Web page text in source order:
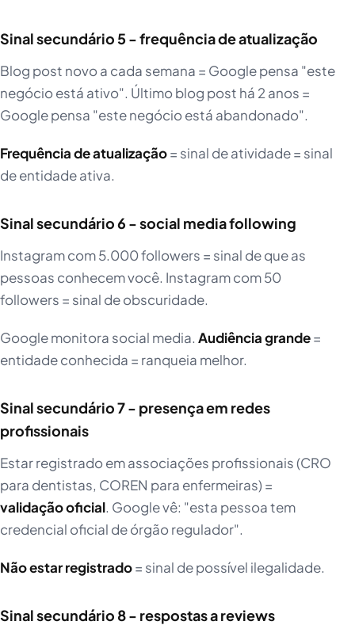
Sinal secundário 5 - frequência de atualização
Blog post novo a cada semana = Google pensa "este
negócio está ativo". Último blog post há 2 anos =
Google pensa "este negócio está abandonado".
Frequência de atualização= sinal de atividade = sinal
de entidade ativa.
Sinal secundário 6 - social media following
Instagram com 5.000 followers = sinal de que as
pessoas conhecem você. Instagram com 50
followers = sinal de obscuridade.
Google monitora social media. Audiência grande=
entidade conhecida = ranqueia melhor.
Sinal secundário 7 - presença em redes
profissionais
Estar registrado em associações profissionais (CRO
para dentistas, COREN para enfermeiras) =
validação oficial. Google vê: "esta pessoa tem
credencial oficial de órgão regulador".
Não estar registrado= sinal de possível ilegalidade.
Sinal secundário 8 - respostas a reviews